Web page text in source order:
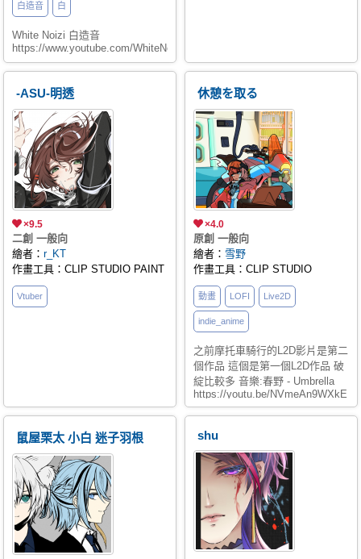
白造音 白
White Noizi 白造音
https://www.youtube.com/WhiteNoizi
-ASU-明透
×9.5
二創 一般向
繪者：r_KT
作畫工具：CLIP STUDIO PAINT
Vtuber
休憩を取る
×4.0
原創 一般向
繪者： 雪野
作畫工具：CLIP STUDIO
動畫 LOFI Live2D
indie_anime
之前摩托車騎行的L2D影片是第二
個作品 這個是第一個L2D作品 破
綻比較多 音樂:春野 - Umbrella
https://youtu.be/NVmeAn9WXkE
鼠屋栗太 小白 迷子羽根 shu